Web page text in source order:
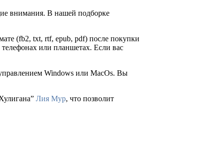
внимания. В нашей подборке
(fb2, txt, rtf, epub, pdf) после покупки
или планшетах. Если вас
Windows или MacOs. Вы
Лия Мур, что позволит